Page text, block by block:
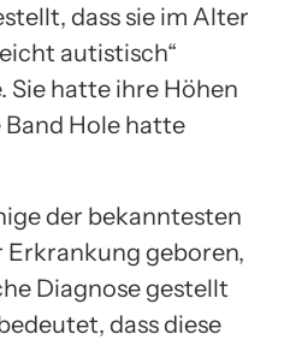
dass sie im Alter
autistisch“
hatte ihre Höhen
Hole hatte
der bekanntesten
Erkrankung geboren,
Diagnose gestellt
dass diese